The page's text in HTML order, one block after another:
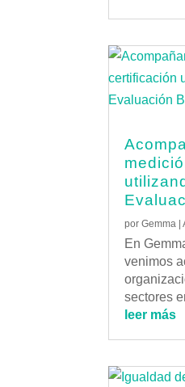
porGemma |
En
venimos
sectores
leer más